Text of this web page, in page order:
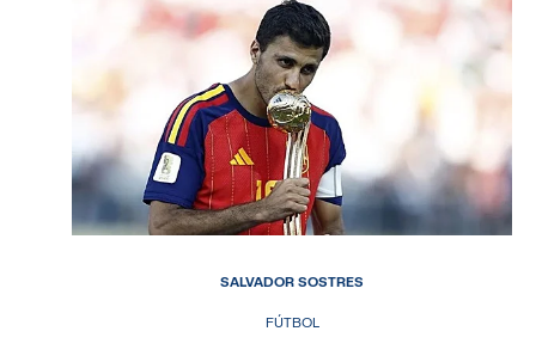
FÚTBOL
SALVADOR SOSTRES